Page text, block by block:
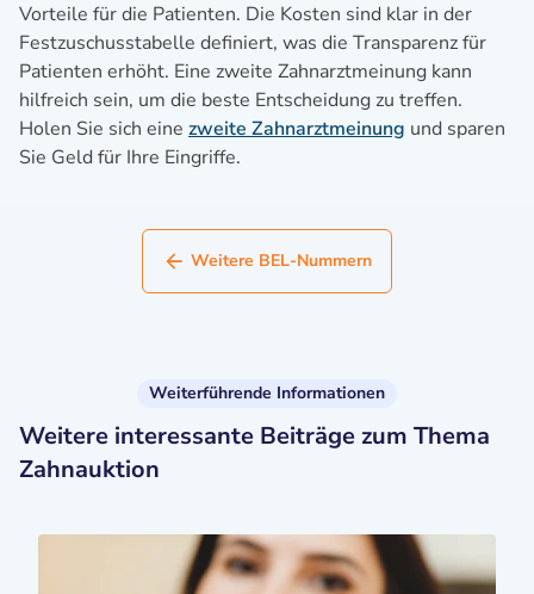
Vorteile für die Patienten. Die Kosten sind klar in der
Festzuschusstabelle definiert, was die Transparenz für
Patienten erhöht. Eine zweite Zahnarztmeinung kann
hilfreich sein, um die beste Entscheidung zu treffen.
Holen Sie sich eine zweite Zahnarztmeinung und sparen
Sie Geld für Ihre Eingriffe.
Weitere BEL-Nummern
Weiterführende Informationen
Weitere interessante Beiträge zum Thema
Zahnauktion